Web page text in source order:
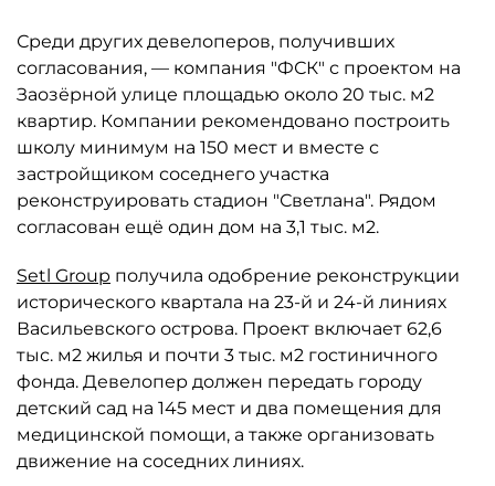
Среди других девелоперов, получивших
согласования, — компания "ФСК" с проектом на
Заозёрной улице площадью около 20 тыс. м2
квартир. Компании рекомендовано построить
школу минимум на 150 мест и вместе с
застройщиком соседнего участка
реконструировать стадион "Светлана". Рядом
согласован ещё один дом на 3,1 тыс. м2.
Setl Group получила одобрение реконструкции
исторического квартала на 23-й и 24-й линиях
Васильевского острова. Проект включает 62,6
тыс. м2 жилья и почти 3 тыс. м2 гостиничного
фонда. Девелопер должен передать городу
детский сад на 145 мест и два помещения для
медицинской помощи, а также организовать
движение на соседних линиях.